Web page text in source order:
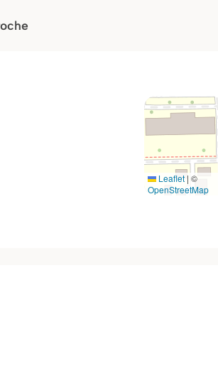
Leaflet | ©
OpenStreetMap